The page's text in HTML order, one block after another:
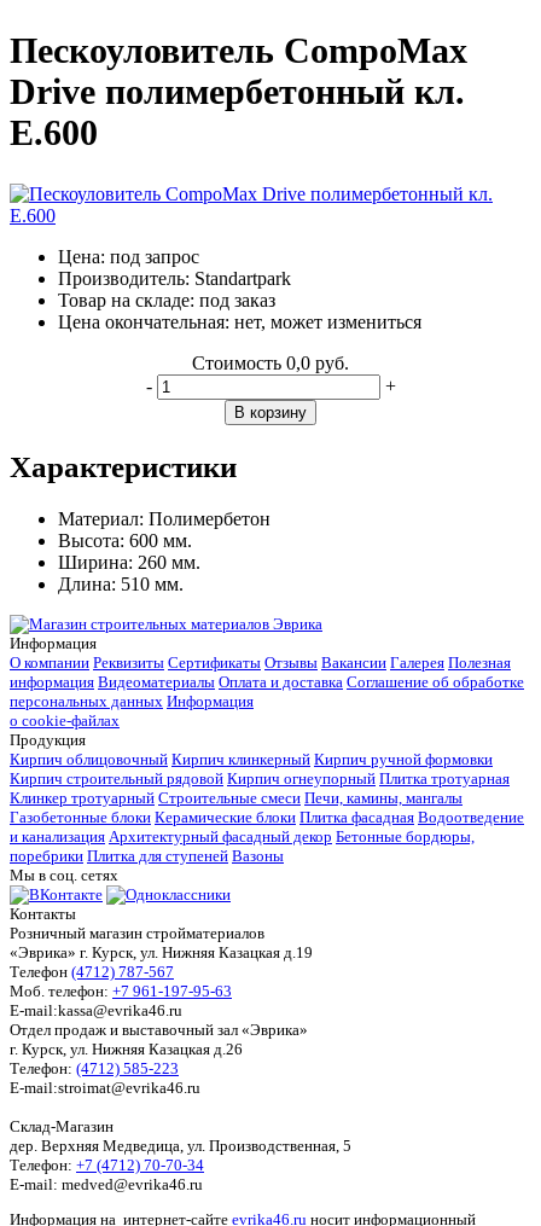
Пескоуловитель CompoMax
Drive полимербетонный кл.
Е.600
Цена: под запрос
Производитель: Standartpark
Товар на складе: под заказ
Цена окончательная: нет, может измениться
Стоимость 0,0 руб.
-
+
В корзину
Характеристики
Материал: Полимербетон
Высота: 600 мм.
Ширина: 260 мм.
Длина: 510 мм.
Информация
О компании Реквизиты Сертификаты Отзывы Вакансии Галерея Полезная
информация Видеоматериалы Оплата и доставка Соглашение об обработке
персональных данных Информация
о cookie-файлах
Продукция
Кирпич облицовочный Кирпич клинкерный Кирпич ручной формовки
Кирпич строительный рядовой Кирпич огнеупорный Плитка тротуарная
Клинкер тротуарный Строительные смеси Печи, камины, мангалы
Газобетонные блоки Керамические блоки Плитка фасадная Водоотведение
и канализация Архитектурный фасадный декор Бетонные бордюры,
поребрики Плитка для ступеней Вазоны
Мы в соц. сетях
Контакты
Розничный магазин стройматериалов
«Эврика» г. Курск, ул. Нижняя Казацкая д.19
Телефон (4712) 787-567
Моб. телефон: +7 961-197-95-63
E-mail:kassa@evrika46.ru
Отдел продаж и выставочный зал «Эврика»
г. Курск, ул. Нижняя Казацкая д.26
Телефон: (4712) 585-223
E-mail:stroimat@evrika46.ru
Склад-Магазин
дер. Верхняя Медведица, ул. Производственная, 5
Телефон: +7 (4712) 70-70-34
E-mail: medved@evrika46.ru
Информация на интернет-сайте evrika46.ru носит информационный